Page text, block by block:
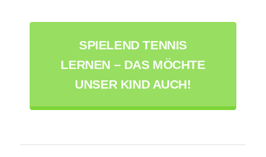
SPIELEND TENNIS
LERNEN – DAS MÖCHTE
UNSER KIND AUCH!